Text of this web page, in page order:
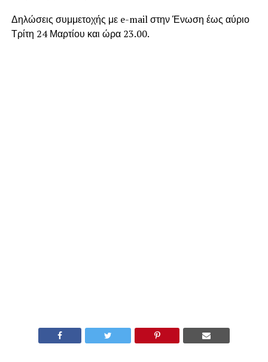
Δηλώσεις συμμετοχής με e-mail στην Ένωση έως αύριο
Τρίτη 24 Μαρτίου και ώρα 23.00.